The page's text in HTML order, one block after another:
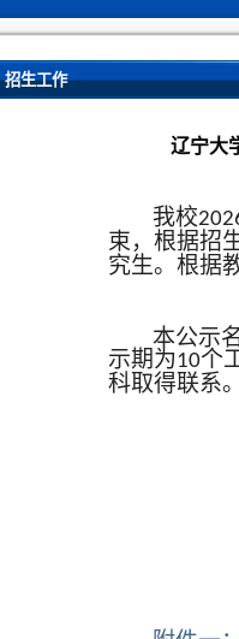
招生工作
辽宁大
我校
束，根据招
究生。根据
本公示
示期为10个
科取得联系